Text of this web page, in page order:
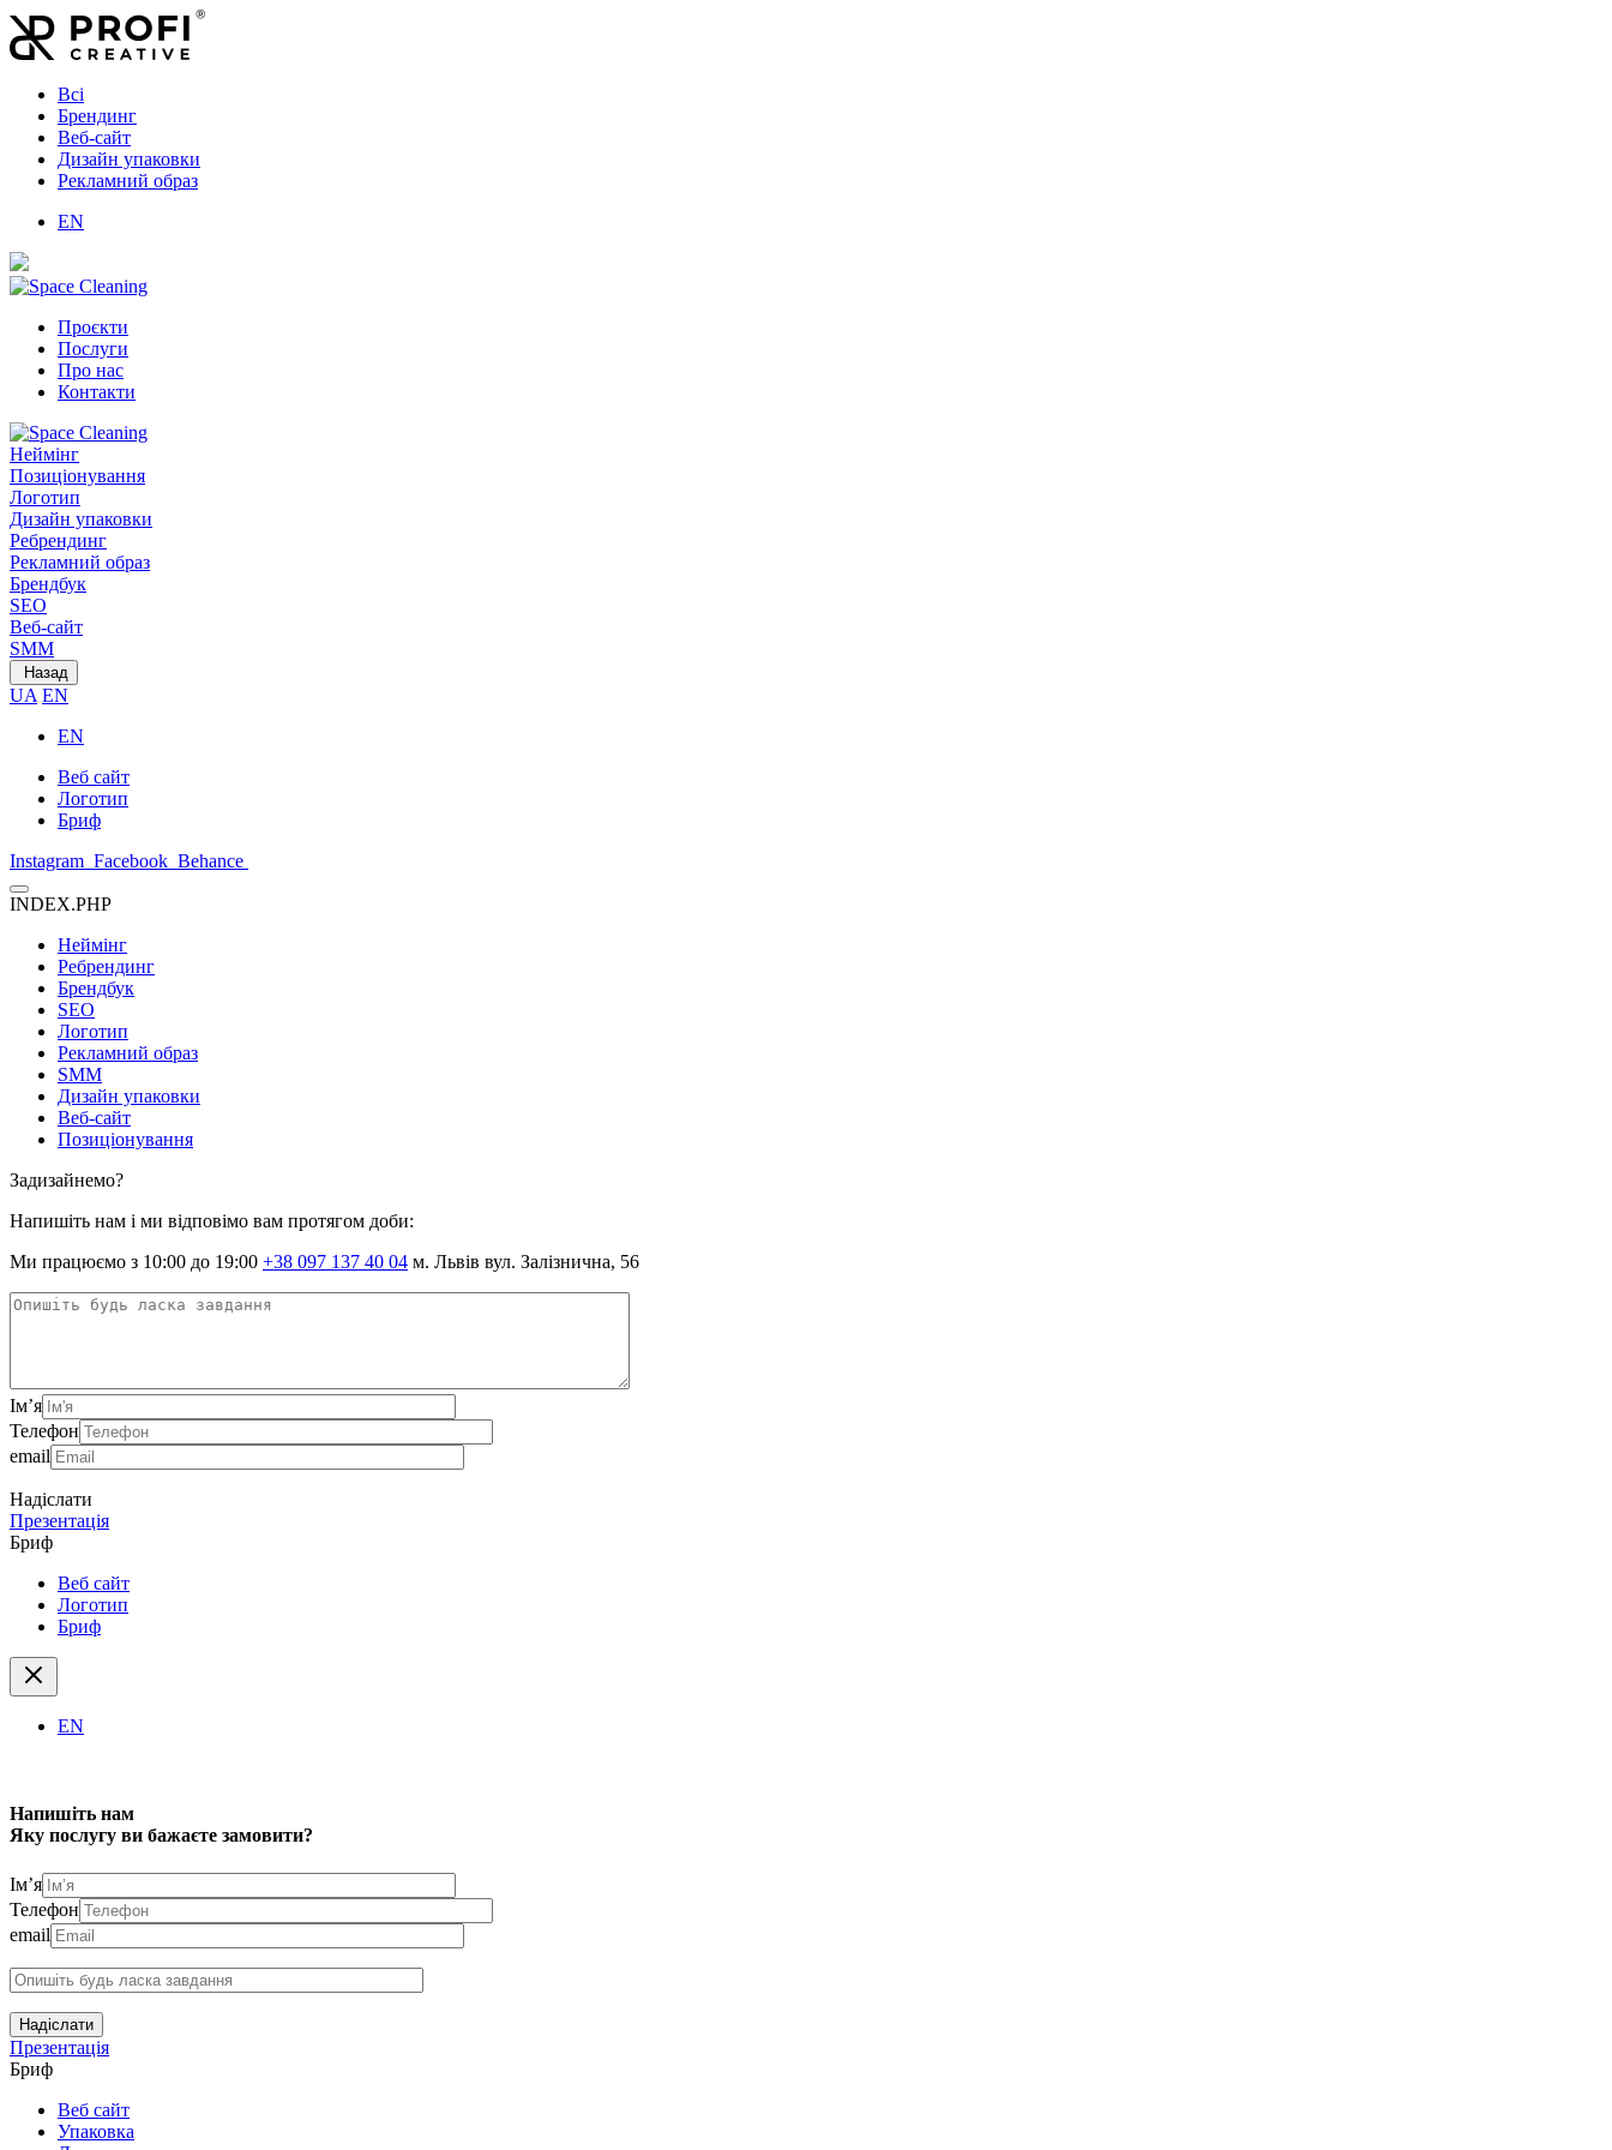
Всі
Брендинг
Веб-сайт
Дизайн упаковки
Рекламний образ
EN
Проєкти
Послуги
Про нас
Контакти
Неймінг
Позиціонування
Логотип
Дизайн упаковки
Ребрендинг
Рекламний образ
Брендбук
SEO
Веб-сайт
SMM
Назад
UA EN
EN
Веб сайт
Логотип
Бриф
Instagram Facebook Behance
INDEX.PHP
Неймінг
Ребрендинг
Брендбук
SEO
Логотип
Рекламний образ
SMM
Дизайн упаковки
Веб-сайт
Позиціонування
Задизайнемо?
Напишіть нам і ми відповімо вам протягом доби:
Ми працюємо з 10:00 до 19:00 +38 097 137 40 04 м. Львів вул. Залізнична, 56
Ім’я
Телефон
email
Надіслати
Презентація
Бриф
Веб сайт
Логотип
Бриф
EN
Напишіть нам
Яку послугу ви бажаєте замовити?
Ім’я
Телефон
email
Надіслати
Презентація
Бриф
Веб сайт
Упаковка